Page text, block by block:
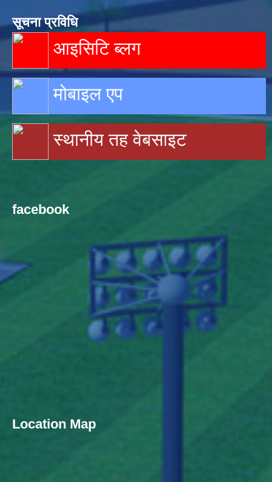
सूचना प्रविधि
आइसिटि ब्लग
मोबाइल एप
स्थानीय तह वेबसाइट
facebook
Location Map